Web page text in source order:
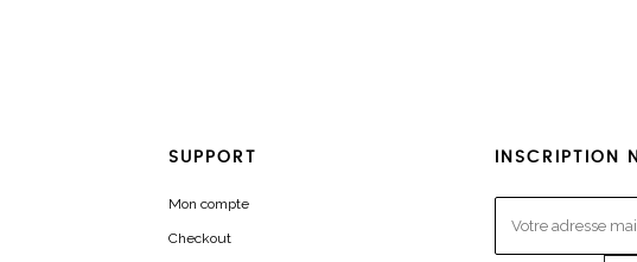
SUPPORT
Mon compte
Checkout
INSCRIPTION